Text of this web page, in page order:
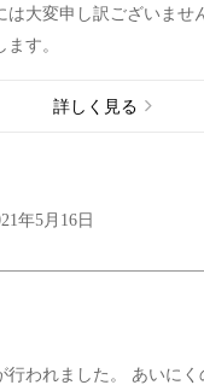
は大変申し訳ございませ
す。
詳しく見る
年5月16日
行われました。 あいに